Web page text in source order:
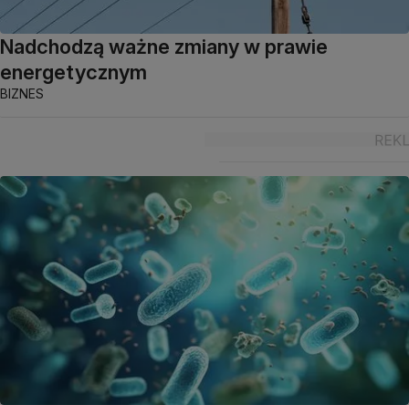
Nadchodzą ważne zmiany w prawie
energetycznym
BIZNES